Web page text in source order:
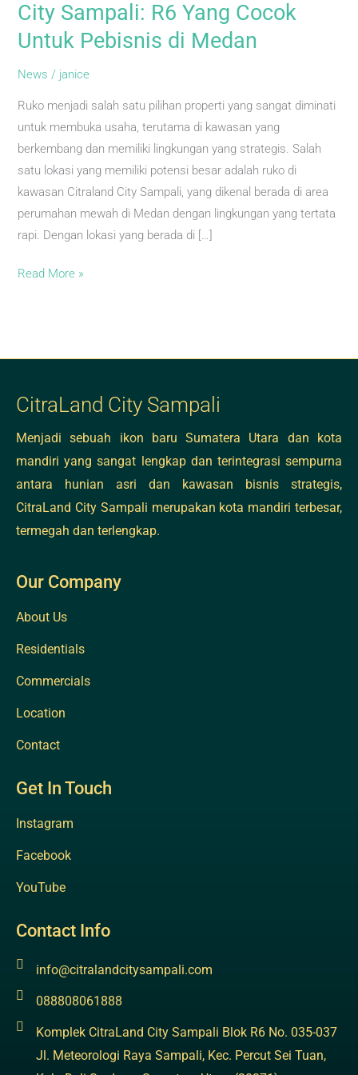
City Sampali: R6 Yang Cocok
Untuk Pebisnis di Medan
News / janice
Ruko menjadi salah satu pilihan properti yang sangat diminati
untuk membuka usaha, terutama di kawasan yang
berkembang dan memiliki lingkungan yang strategis. Salah
satu lokasi yang memiliki potensi besar adalah ruko di
kawasan Citraland City Sampali, yang dikenal berada di area
perumahan mewah di Medan dengan lingkungan yang tertata
rapi. Dengan lokasi yang berada di […]
CitraLand
Sampali:
R6
Read More »
CitraLand City Sampali
Menjadi sebuah ikon baru Sumatera Utara dan kota
mandiri yang sangat lengkap dan terintegrasi sempurna
antara hunian asri dan kawasan bisnis strategis,
CitraLand City Sampali merupakan kota mandiri terbesar,
termegah dan terlengkap.
Our Company
About Us
Residentials
Commercials
Location
Contact
Get In Touch
Instagram
Facebook
YouTube
Contact Info
info@citralandcitysampali.com
088808061888
Komplek CitraLand City Sampali Blok R6 No. 035-037
Jl. Meteorologi Raya Sampali, Kec. Percut Sei Tuan,